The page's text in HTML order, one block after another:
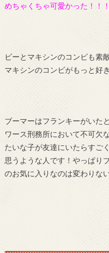
めちゃくちゃ可愛かった！！！
ビーとマキシンのコンビも素
マキシンのコンビがもっと好
ブーマーはフランキーがいた
ワース刑務所において不可欠
たいな子が友達にいたらすご
思うような人です！やっぱり
のお気に入りなのは変わりな